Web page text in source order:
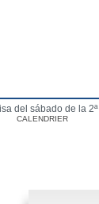
CALENDRIER
del sábado de la